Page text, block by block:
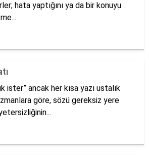
hata yaptığını ya da bir konuyu
ister” ancak her kısa yazı ustalık
göre, sözü gereksiz yere